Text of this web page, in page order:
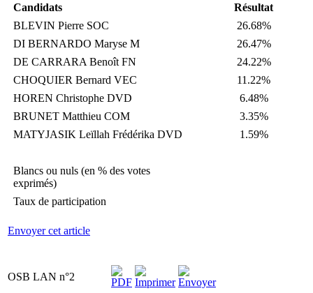
Candidats
Résultat
BLEVIN Pierre SOC
26.68%
DI BERNARDO Maryse M
26.47%
DE CARRARA Benoît FN
24.22%
CHOQUIER Bernard VEC
11.22%
HOREN Christophe DVD
6.48%
BRUNET Matthieu COM
3.35%
MATYJASIK Leïllah Frédérika DVD
1.59%
Blancs ou nuls (en % des votes
exprimés)
Taux de participation
Envoyer cet article
OSB LAN n°2